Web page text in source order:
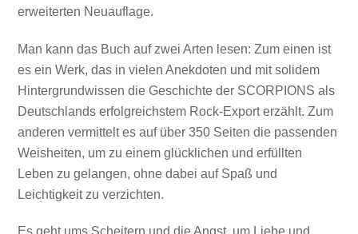
erweiterten Neuauflage.
Man kann das Buch auf zwei Arten lesen: Zum einen ist
es ein Werk, das in vielen Anekdoten und mit solidem
Hintergrundwissen die Geschichte der SCORPIONS als
Deutschlands erfolgreichstem Rock-Export erzählt. Zum
anderen vermittelt es auf über 350 Seiten die passenden
Weisheiten, um zu einem glücklichen und erfüllten
Leben zu gelangen, ohne dabei auf Spaß und
Leichtigkeit zu verzichten.